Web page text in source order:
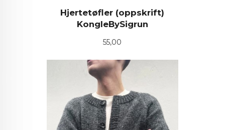
Hjertetøfler (oppskrift)
KongleBySigrun
Pris
55,00